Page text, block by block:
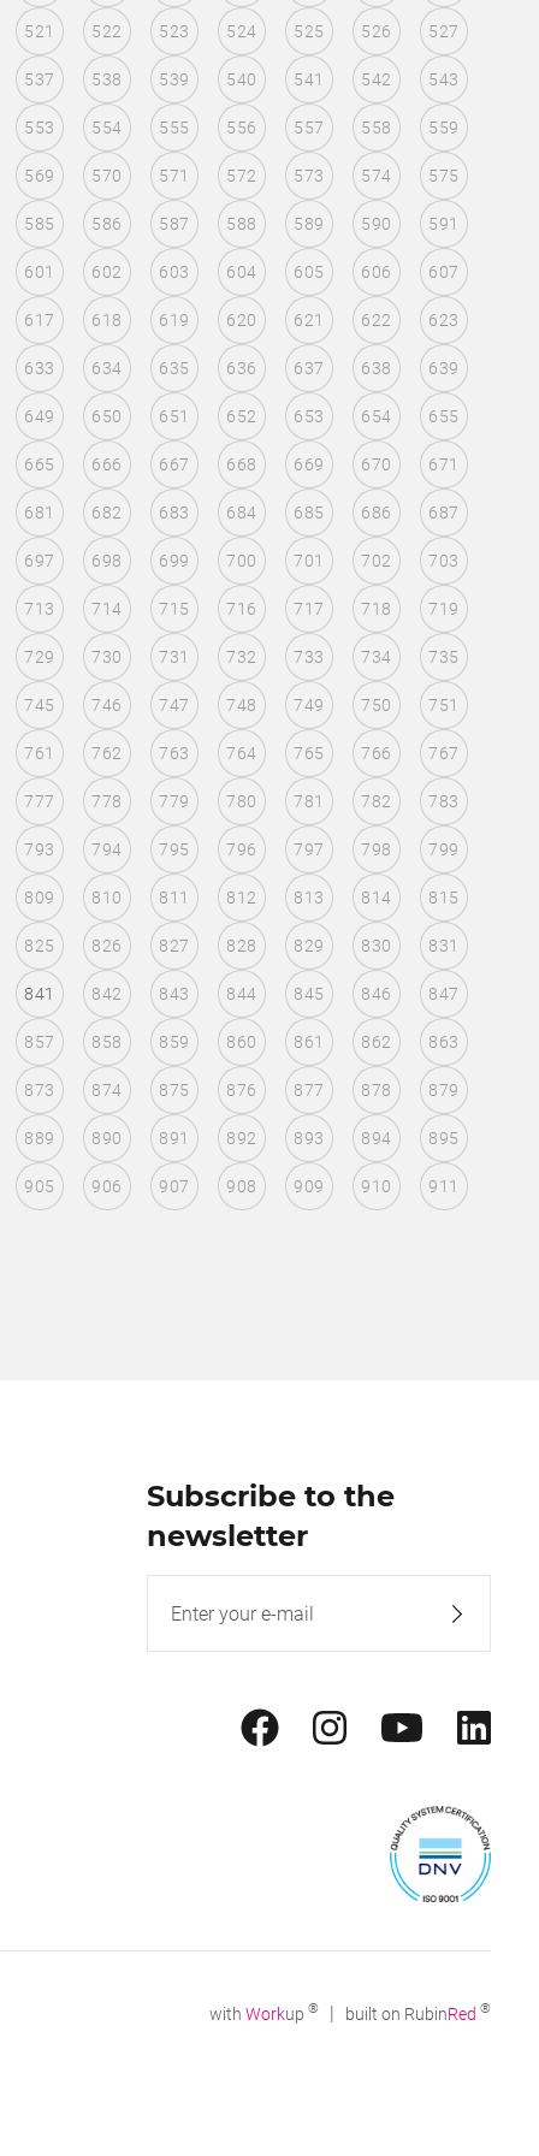
521 522 523 524 525 526 527
537 538 539 540 541 542 543
553 554 555 556 557 558 559
569 570 571 572 573 574 575
585 586 587 588 589 590 591
601 602 603 604 605 606 607
617 618 619 620 621 622 623
633 634 635 636 637 638 639
649 650 651 652 653 654 655
665 666 667 668 669 670 671
681 682 683 684 685 686 687
697 698 699 700 701 702 703
713 714 715 716 717 718 719
729 730 731 732 733 734 735
745 746 747 748 749 750 751
761 762 763 764 765 766 767
777 778 779 780 781 782 783
793 794 795 796 797 798 799
809 810 811 812 813 814 815
825 826 827 828 829 830 831
841 842 843 844 845 846 847
857 858 859 860 861 862 863
873 874 875 876 877 878 879
889 890 891 892 893 894 895
905 906 907 908 909 910 911
Subscribe to the
newsletter
with Workup ® | built on RubinRed ®